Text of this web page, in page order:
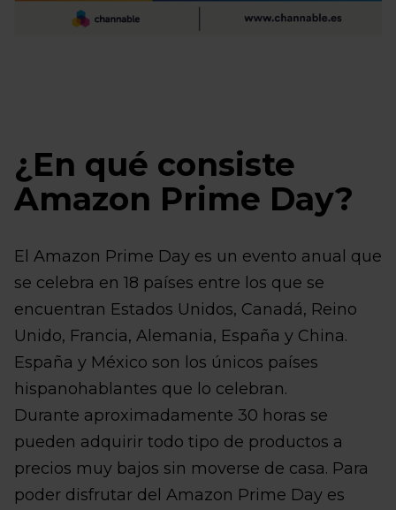
¿En qué consiste
Amazon Prime Day?
El Amazon Prime Day es un evento anual que
se celebra en 18 países entre los que se
encuentran Estados Unidos, Canadá, Reino
Unido, Francia, Alemania, España y China.
España y México son los únicos países
hispanohablantes que lo celebran.
Durante aproximadamente 30 horas se
pueden adquirir todo tipo de productos a
precios muy bajos sin moverse de casa. Para
poder disfrutar del Amazon Prime Day es